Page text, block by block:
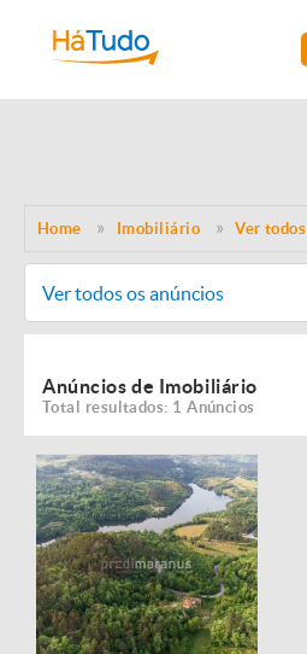
Home Imobiliário Ver todos
Ver todos os anúncios
Anúncios de Imobiliário
Total resultados: 1 Anúncios